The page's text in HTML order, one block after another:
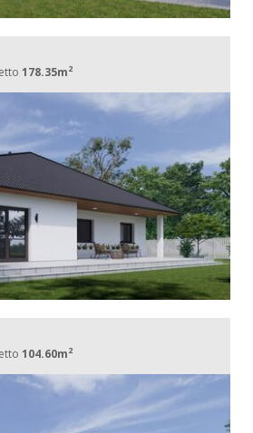
178.35m2
104.60m2